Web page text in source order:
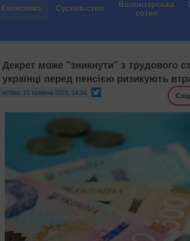
Економіка Суспільство Волонтерська
сотня
Декрет може "зникнути" з трудового
українці перед пенсією ризикують
четвер, 21 травень 2026, 14:34